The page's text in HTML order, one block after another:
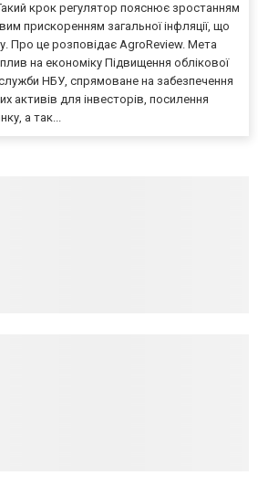
крок регулятор пояснює зростанням
прискоренням загальної інфляції, що
Про це розповідає AgroReview. Мета
на економіку Підвищення облікової
НБУ, спрямоване на забезпечення
активів для інвесторів, посилення
а так...